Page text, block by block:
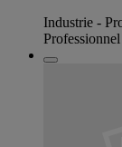
Industrie -
Professionnel